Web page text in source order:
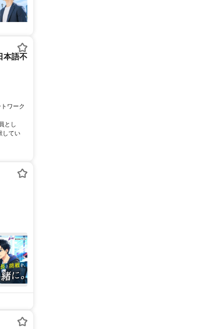
本語不
ワーク
とし
してい